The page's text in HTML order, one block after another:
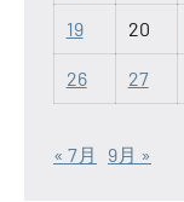
19 20
26 27
« 7月 9月 »